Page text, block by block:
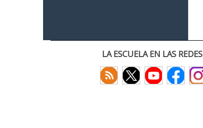
LA ESCUELA EN LAS REDES